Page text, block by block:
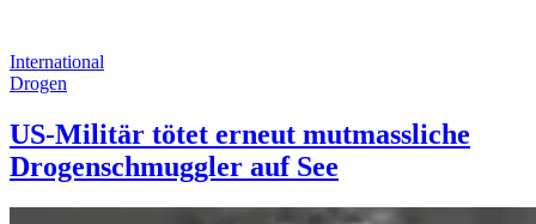
International
Drogen
US-Militär tötet erneut mutmassliche
Drogenschmuggler auf See